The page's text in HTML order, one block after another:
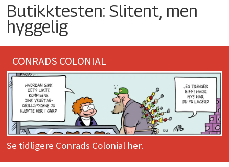
Butikktesten: Slitent, men
hyggelig
CONRADS COLONIAL
Se tidligere Conrads Colonial her.